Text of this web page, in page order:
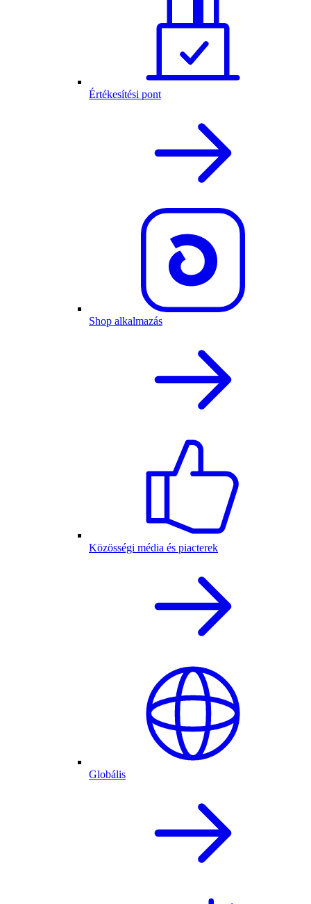
Értékesítési pont
Shop alkalmazás
Közösségi média és piacterek
Globális